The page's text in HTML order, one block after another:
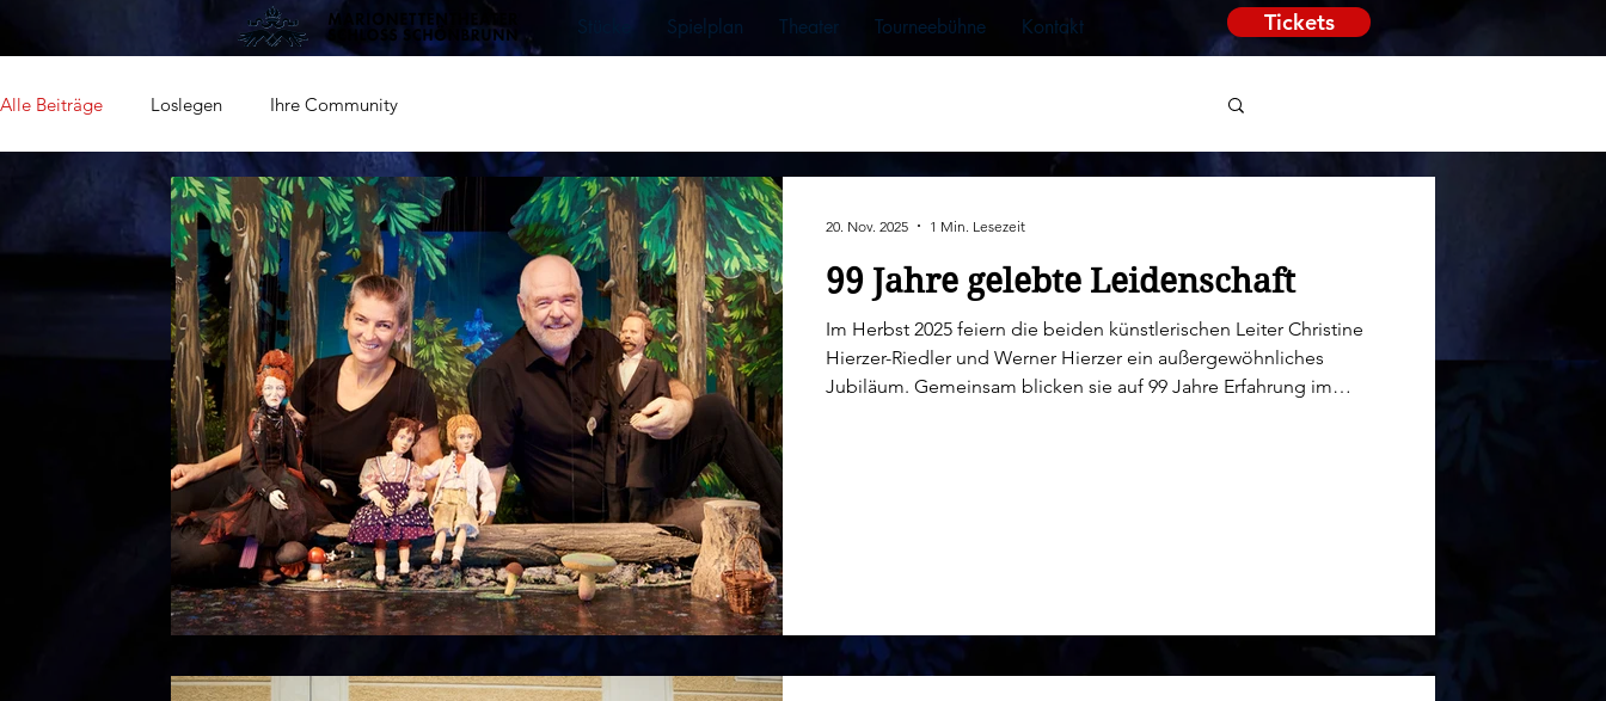
Stücke Spielplan Theater Tourneebühne Kontakt Tickets
Alle Beiträge Loslegen Ihre Community
99 Jahre gelebte Leidenschaft
Im Herbst 2025 feiern die beiden künstlerischen Leiter Christine
Hierzer-Riedler und Werner Hierzer ein außergewöhnliches
Jubiläum. Gemeinsam blicken sie auf 99 Jahre Erfahrung im
20. Nov. 2025 1 Min. Lesezeit